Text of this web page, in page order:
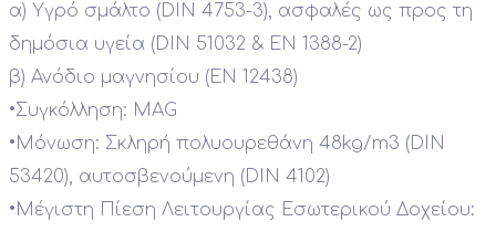
α) Υγρό σμάλτο (DIN 4753-3), ασφαλές ως προς τη
δημόσια υγεία (DIN 51032 & EN 1388-2)
β) Ανόδιο μαγνησίου (ΕΝ 12438)
•Συγκόλληση: MAG
•Μόνωση: Σκληρή πολυουρεθάνη 48kg/m3 (DIN
53420), αυτοσβενούμενη (DIN 4102)
•Μέγιστη Πίεση Λειτουργίας Εσωτερικού Δοχείου: